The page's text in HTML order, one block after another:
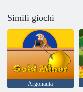
Simili giochi
Argonauta